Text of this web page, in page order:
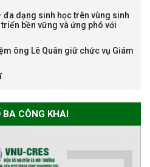
Nguyễn Thế Thông
Thông báo chương trình học
bổng Nagao tại Việt Nam năm
dạng sinh học trên vùng sinh
bền vững và ứng phó với
ông Lê Quân giữ chức vụ Giám
BA CÔNG KHAI